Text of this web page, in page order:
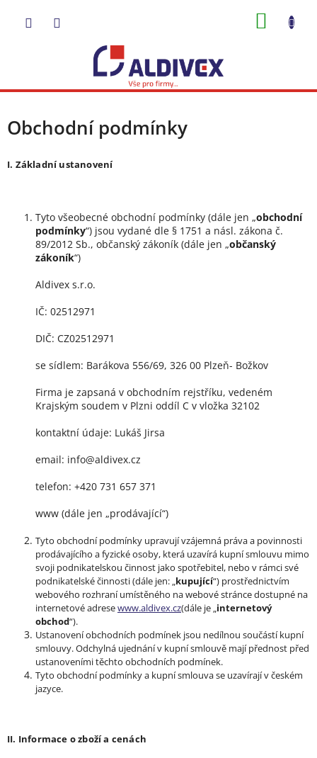
Obchodní podmínky
I. Základní ustanovení
Tyto všeobecné obchodní podmínky (dále jen „obchodní
podmínky“) jsou vydané dle § 1751 a násl. zákona č.
89/2012 Sb., občanský zákoník (dále jen „občanský
zákoník“)
Aldivex s.r.o.
IČ: 02512971
DIČ: CZ02512971
se sídlem: Barákova 556/69, 326 00 Plzeň- Božkov
Firma je zapsaná v obchodním rejstříku, vedeném
Krajským soudem v Plzni oddíl C v vložka 32102
kontaktní údaje: Lukáš Jirsa
email: info@aldivex.cz
telefon: +420 731 657 371
www (dále jen „prodávající“)
Tyto obchodní podmínky upravují vzájemná práva a povinnosti
prodávajícího a fyzické osoby, která uzavírá kupní smlouvu mimo
svoji podnikatelskou činnost jako spotřebitel, nebo v rámci své
podnikatelské činnosti (dále jen: „kupující“) prostřednictvím
webového rozhraní umístěného na webové stránce dostupné na
internetové adresewww.aldivex.cz(dále je „internetový
obchod“).
Ustanovení obchodních podmínek jsou nedílnou součástí kupní
smlouvy. Odchylná ujednání v kupní smlouvě mají přednost před
ustanoveními těchto obchodních podmínek.
Tyto obchodní podmínky a kupní smlouva se uzavírají v českém
jazyce.
II. Informace o zboží a cenách